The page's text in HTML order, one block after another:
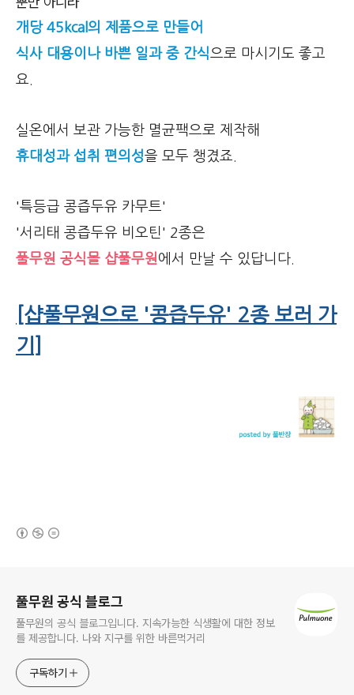
개당 45kcal의 제품으로 만들어
식사 대용이나 바쁜 일과 중 간식으로 마시기도 좋고
요.
실온에서 보관 가능한 멸균팩으로 제작해
휴대성과 섭취 편의성을 모두 챙겼죠.
'특등급 콩즙두유 카무트'
'서리태 콩즙두유 비오틴' 2종은
풀무원 공식몰 샵풀무원에서 만날 수 있답니다.
[샵풀무원으로 '콩즙두유' 2종 보러 가
기]
풀무원 공식 블로그
풀무원의 공식 블로그입니다. 지속가능한 식생활에 대한 정보
를 제공합니다. 나와 지구를 위한 바른먹거리
구독하기